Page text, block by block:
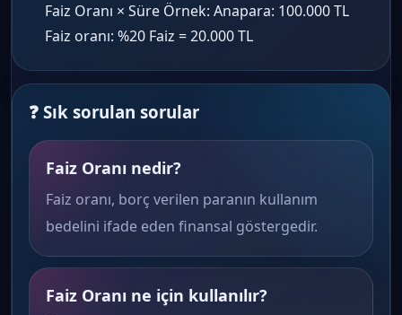
Faiz Oranı × Süre Örnek: Anapara: 100.000 TL
Faiz oranı: %20 Faiz = 20.000 TL
❓ Sık sorulan sorular
Faiz Oranı nedir?
Faiz oranı, borç verilen paranın kullanım
bedelini ifade eden finansal göstergedir.
Faiz Oranı ne için kullanılır?